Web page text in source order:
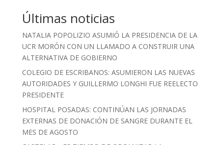
Últimas noticias
NATALIA POPOLIZIO ASUMIÓ LA PRESIDENCIA DE LA
UCR MORÓN CON UN LLAMADO A CONSTRUIR UNA
ALTERNATIVA DE GOBIERNO
COLEGIO DE ESCRIBANOS: ASUMIERON LAS NUEVAS
AUTORIDADES Y GUILLERMO LONGHI FUE REELECTO
PRESIDENTE
HOSPITAL POSADAS: CONTINÚAN LAS JORNADAS
EXTERNAS DE DONACIÓN DE SANGRE DURANTE EL
MES DE AGOSTO